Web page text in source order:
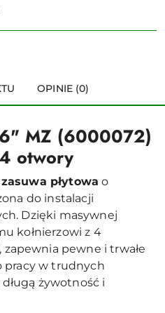
OPINIE (0)
6" MZ (6000072)
otwory
zasuwa płytowa o
do instalacji
Dzięki masywnej
kołnierzowi z 4
pewne i trwałe
pracy w trudnych
żywotność i